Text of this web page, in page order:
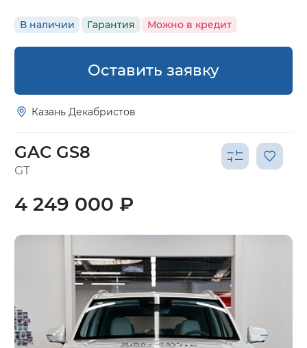
В наличии Гарантия Можно в кредит
Оставить заявку
Казань Декабристов
GAC GS8
GT
4 249 000 ₽